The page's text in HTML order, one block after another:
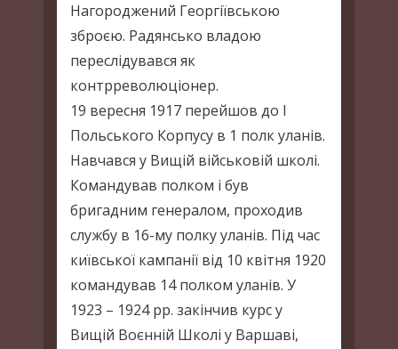
Нагороджений Георгіївською
зброєю. Радянсько владою
переслідувався як
контрреволюціонер.
19 вересня 1917 перейшов до І
Польського Корпусу в 1 полк уланів.
Навчався у Вищій військовій школі.
Командував полком і був
бригадним генералом, проходив
службу в 16-му полку уланів. Під час
київської кампанії від 10 квітня 1920
командував 14 полком уланів. У
1923 – 1924 рр. закінчив курс у
Вищій Воєнній Школі у Варшаві,